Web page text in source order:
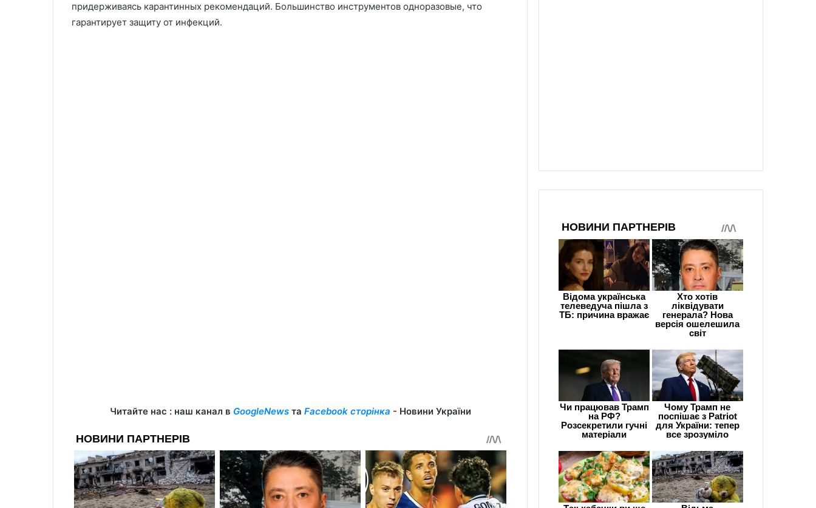
придерживаясь карантинных рекомендаций. Большинство инструментов одноразовые, что
гарантирует защиту от инфекций.
Читайте нас : наш канал в GoogleNewsта Facebook сторінка - Новини України